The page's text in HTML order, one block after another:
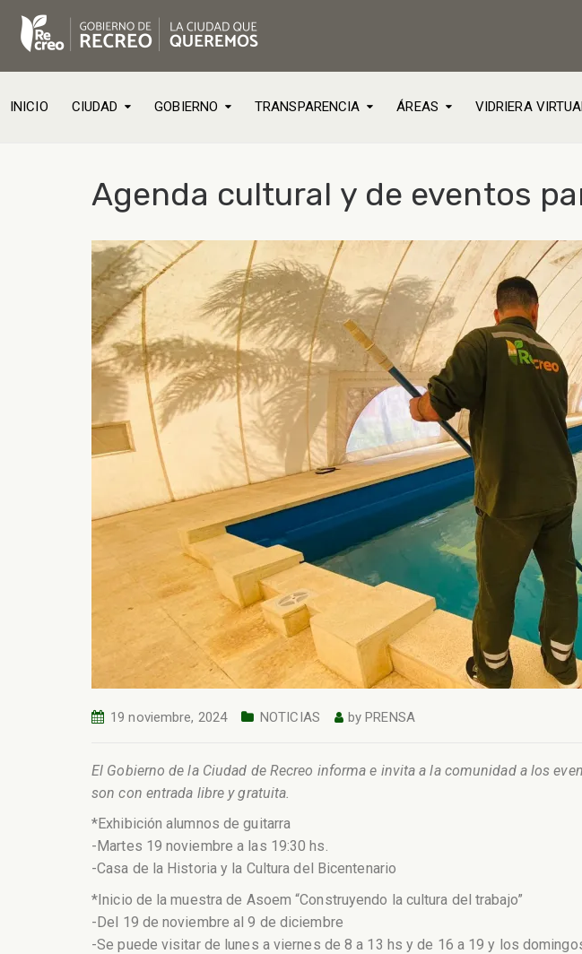
INICIO CIUDAD GOBIERNO TRANSPARENCIA ÁREAS VIDRIERA
Agenda cultural y de eventos
19 noviembre, 2024 NOTICIAS byPRENSA
El Gobierno de la Ciudad de Recreo informa e invita a la comunidad a los
son con entrada libre y gratuita.
*Exhibición alumnos de guitarra
-Martes 19 noviembre a las 19:30 hs.
-Casa de la Historia y la Cultura del Bicentenario
*Inicio de la muestra de Asoem “Construyendo la cultura del trabajo”
-Del 19 de noviembre al 9 de diciembre
-Se puede visitar de lunes a viernes de 8 a 13 hs y de 16 a 19 y los